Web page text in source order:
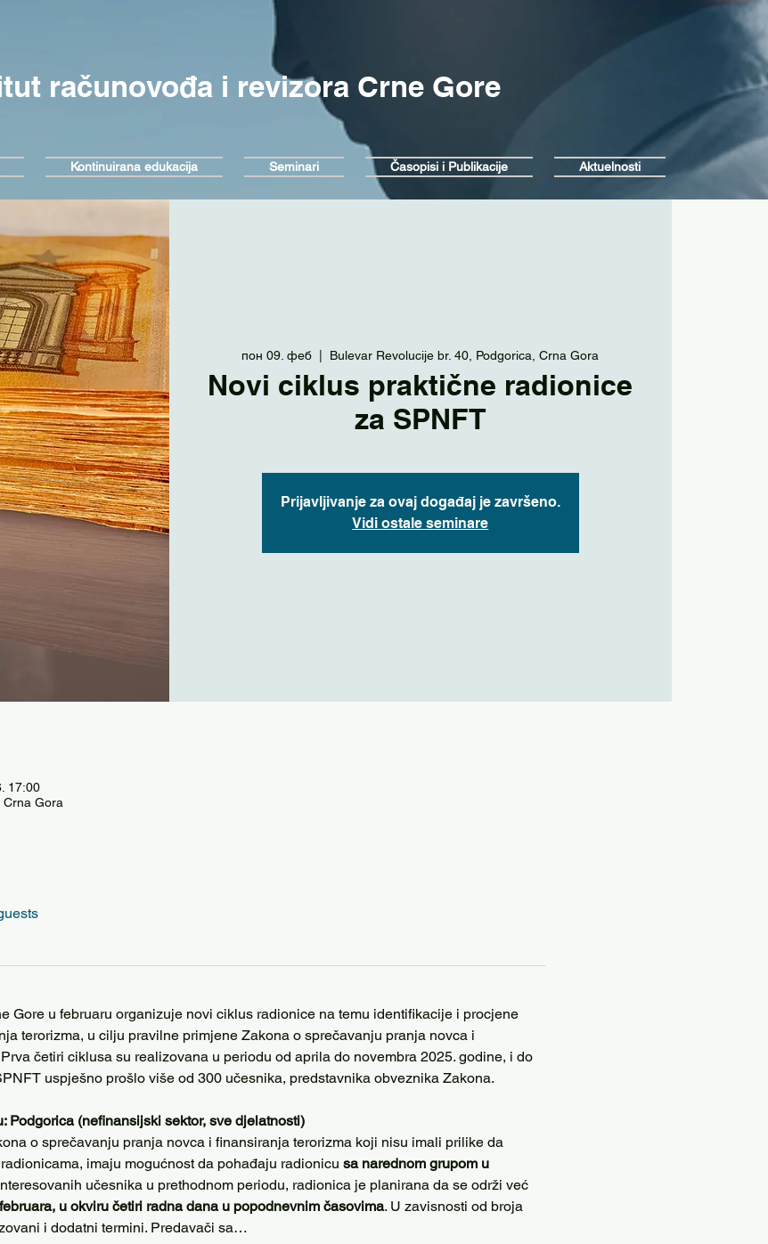
računovođa i revizora Crne Gore
Kontinuirana edukacija Seminari Časopisi i Publikacije Aktuelnosti
пон 09. феб Bulevar Revolucije br. 40, Podgorica, Crna Gora
Novi ciklus praktične radionice
za SPNFT
Prijavljivanje za ovaj događaj je završeno.
Vidi ostale seminare
17:00
Crna Gora
Gore u februaru organizuje novi ciklus radionice na temu identifikacije i procjene
terorizma, u cilju pravilne primjene Zakona o sprečavanju pranja novca i
četiri ciklusa su realizovana u periodu od aprila do novembra 2025. godine, i do
uspješno prošlo više od 300 učesnika, predstavnika obveznika Zakona.
Podgorica (nefinansijski sektor, sve djelatnosti)
o sprečavanju pranja novca i finansiranja terorizma koji nisu imali prilike da
imaju mogućnost da pohađaju radionicu sa narednom grupom u
učesnika u prethodnom periodu, radionica je planirana da se održi već
u okviru četiri radna dana u popodnevnim časovima. U zavisnosti od broja
i dodatni termini. Predavači sa…